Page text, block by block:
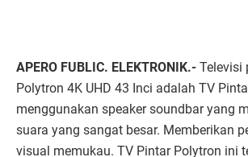
APERO FUBLIC. ELEKTRONIK.- Televisi
Polytron 4K UHD 43 Inci adalah TV
menggunakan speaker soundbar yang
suara yang sangat besar. Memberikan
visual memukau. TV Pintar Polytron ini